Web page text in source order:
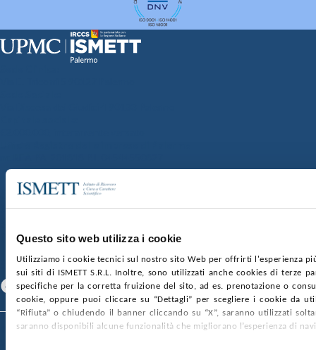
Questo sito web utilizza i cookie
Utilizziamo i cookie tecnici sul nostro sito Web per offrirti l'esperienza
sui siti di ISMETT S.R.L. Inoltre, sono utilizzati anche cookies di terze
specifiche per la corretta fruizione del sito, ad es. prenotazione o
cookie, oppure puoi cliccare su “Dettagli” per scegliere i cookie da
“Rifiuta” o chiudendo il banner cliccando su “X”, saranno utilizzati
saranno disponibili alcune funzionalità che migliorano l’esperienza di
SOCIETÀ TRASPARENTE
GARE E CONTRATTIPRIVACYCOOKIE POLICY
CONTATTI
SEGUICI SU
Facebook Linkedin Youtube
© 2026 ISMETT (Istituto Mediterraneo per i Trapianti e Terapie ad Alta